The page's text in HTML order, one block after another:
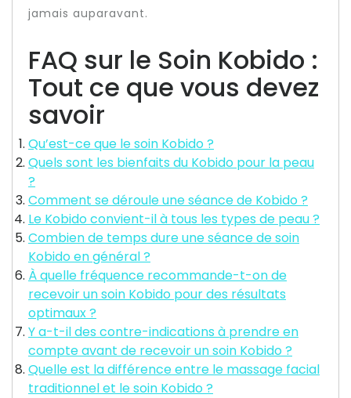
jamais auparavant.
FAQ sur le Soin Kobido :
Tout ce que vous devez
savoir
Qu’est-ce que le soin Kobido ?
Quels sont les bienfaits du Kobido pour la peau
?
Comment se déroule une séance de Kobido ?
Le Kobido convient-il à tous les types de peau ?
Combien de temps dure une séance de soin
Kobido en général ?
À quelle fréquence recommande-t-on de
recevoir un soin Kobido pour des résultats
optimaux ?
Y a-t-il des contre-indications à prendre en
compte avant de recevoir un soin Kobido ?
Quelle est la différence entre le massage facial
traditionnel et le soin Kobido ?